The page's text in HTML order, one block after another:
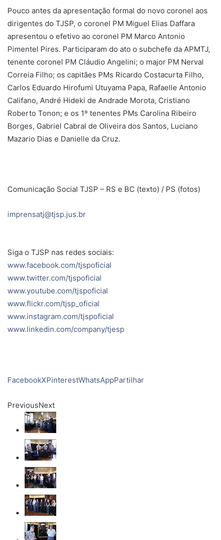
Pouco antes da apresentação formal do novo coronel aos
dirigentes do TJSP, o coronel PM Miguel Elias Daffara
apresentou o efetivo ao coronel PM Marco Antonio
Pimentel Pires. Participaram do ato o subchefe da APMTJ,
tenente coronel PM Cláudio Angelini; o major PM Nerval
Correia Filho; os capitães PMs Ricardo Costacurta Filho,
Carlos Eduardo Hirofumi Utuyama Papa, Rafaelle Antonio
Califano, André Hideki de Andrade Morota, Cristiano
Roberto Tonon; e os 1º tenentes PMs Carolina Ribeiro
Borges, Gabriel Cabral de Oliveira dos Santos, Luciano
Mazario Dias e Danielle da Cruz.
Comunicação Social TJSP – RS e BC (texto) / PS (fotos)
imprensatj@tjsp.jus.br
Siga o TJSP nas redes sociais:
www.facebook.com/tjspoficial
www.twitter.com/tjspoficial
www.youtube.com/tjspoficial
www.flickr.com/tjsp_oficial
www.instagram.com/tjspoficial
www.linkedin.com/company/tjesp
FacebookXPinterestWhatsAppPartilhar
PreviousNext